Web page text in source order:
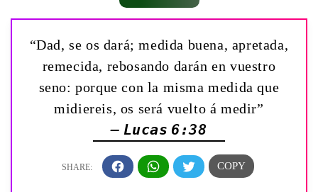
“Dad, se os dará; medida buena, apretada,
remecida, rebosando darán en vuestro
seno: porque con la misma medida que
midiereis, os será vuelto á medir”
— Lucas 6:38